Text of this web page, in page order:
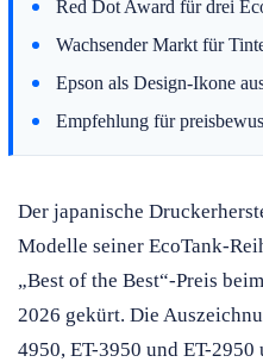
Red Dot Award für drei
Wachsender Markt für
Epson als Design-Ikone
Empfehlung für
Der japanische
Modelle seiner EcoTank-
„Best of the Best“-Preis
2026 gekürt. Die
4950, ET-3950 und ET-2950